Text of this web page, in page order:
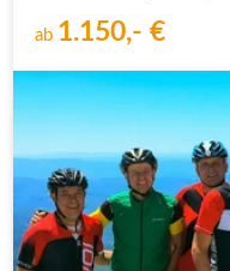
ab 1.150,- €
Am Mont Ventoux.